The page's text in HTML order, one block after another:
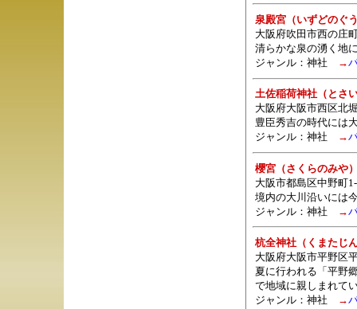
泉殿宮（いずどのぐ
大阪府吹田市西の庄
清らかな泉の湧く地
ジャンル： 神社 →
土佐稲荷神社（とさ
大阪府大阪市西区北
豊臣秀吉の時代には
ジャンル： 神社 →
櫻宮（さくらのみや
大阪市都島区中野町
境内の大川沿いには
ジャンル： 神社 →
杭全神社（くまたじ
大阪府大阪市平野区
夏に行われる「平野
で地域に親しまれて
ジャンル： 神社 →